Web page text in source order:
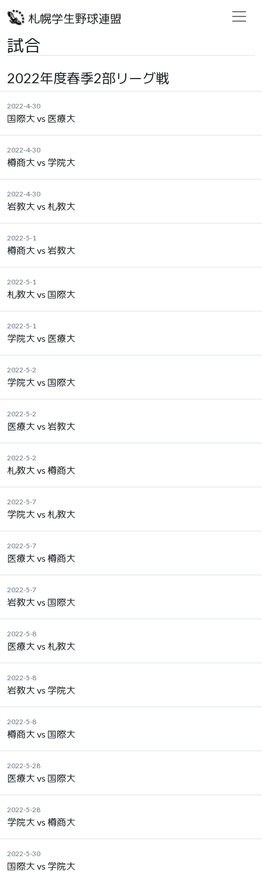
札幌学生野球連盟
試合
2022年度春季2部リーグ戦
2022-4-30
国際大 vs 医療大
2022-4-30
樽商大 vs 学院大
2022-4-30
岩教大 vs 札教大
2022-5-1
樽商大 vs 岩教大
2022-5-1
札教大 vs 国際大
2022-5-1
学院大 vs 医療大
2022-5-2
学院大 vs 国際大
2022-5-2
医療大 vs 岩教大
2022-5-2
札教大 vs 樽商大
2022-5-7
学院大 vs 札教大
2022-5-7
医療大 vs 樽商大
2022-5-7
岩教大 vs 国際大
2022-5-8
医療大 vs 札教大
2022-5-8
岩教大 vs 学院大
2022-5-8
樽商大 vs 国際大
2022-5-28
医療大 vs 国際大
2022-5-28
学院大 vs 樽商大
2022-5-30
国際大 vs 学院大